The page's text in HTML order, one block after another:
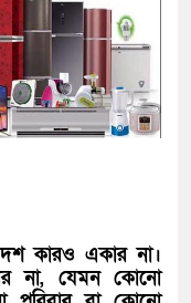
কারও একার না।
না, যেমন কোনো